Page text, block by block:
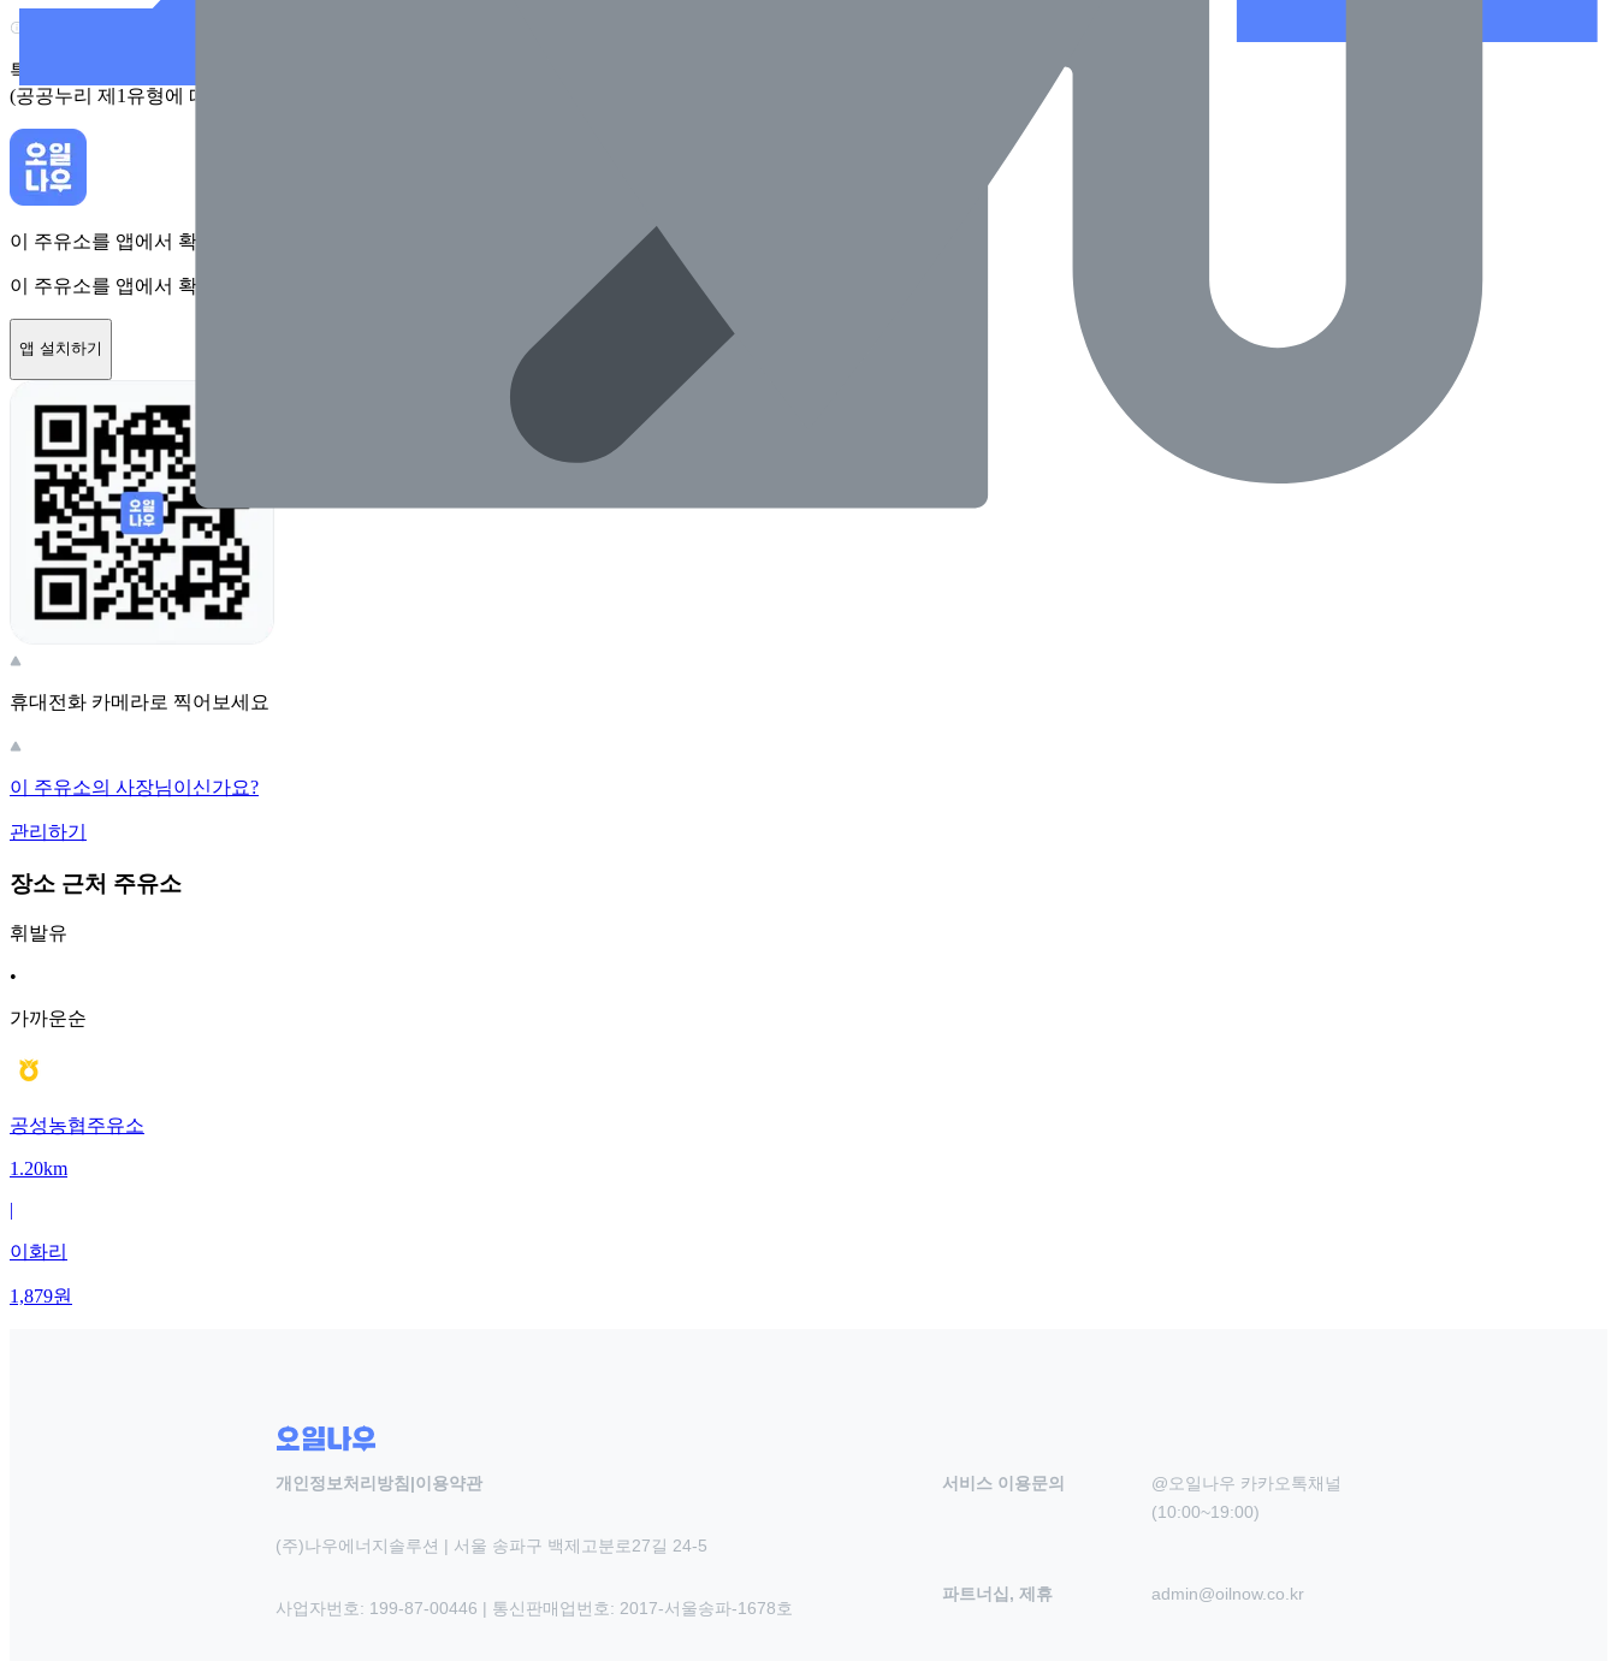
특정 시점에 지자체가 수집한 정보로 실제와 다를 수 있어요. 전화로 확인 후 방문하시길 권장드려요.
(공공누리 제1유형에 따라 행정안전부의 공공저작물을 이용한 정보입니다.)
이 주유소를 앱에서 확인하고 최대 1만원 혜택을 받아보세요
이 주유소를 앱에서 확인하고 최대 1만원 혜택을 받아보세요
앱 설치하기
휴대전화 카메라로 찍어보세요
이 주유소의 사장님이신가요?
관리하기
장소 근처 주유소
휘발유
•
가까운순
공성농협주유소
1.20km
|
이화리
1,879원
개인정보처리방침 |이용약관
(주)나우에너지솔루션 | 서울 송파구 백제고분로27길 24-5
사업자번호: 199-87-00446 | 통신판매업번호: 2017-서울송파-1678호
서비스 이용문의
@오일나우 카카오톡채널
(10:00~19:00)
파트너십, 제휴 admin@oilnow.co.kr